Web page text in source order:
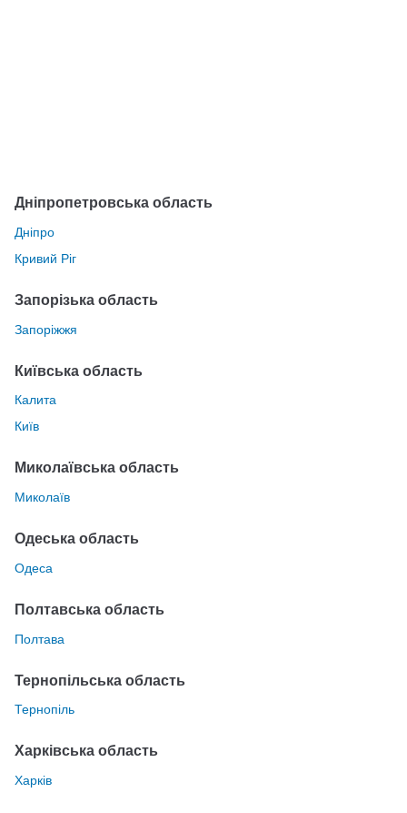
Дніпропетровська область
Дніпро
Кривий Ріг
Запорізька область
Запоріжжя
Київська область
Калита
Київ
Миколаївська область
Миколаїв
Одеська область
Одеса
Полтавська область
Полтава
Тернопільська область
Тернопіль
Харківська область
Харків